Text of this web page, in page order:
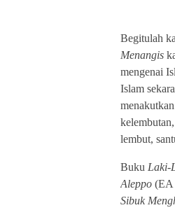
Begitulah
Menangis
mengenai
Islam
lembut,
Buku Laki-
Aleppo (EA
Sibuk